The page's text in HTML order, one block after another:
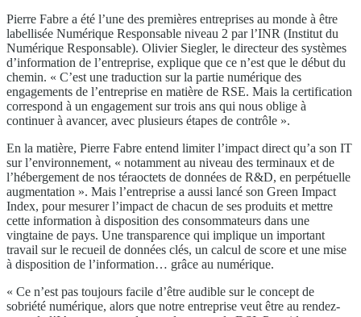
Pierre Fabre a été l’une des premières entreprises au monde à être
labellisée Numérique Responsable niveau 2 par l’INR (Institut du
Numérique Responsable). Olivier Siegler, le directeur des systèmes
d’information de l’entreprise, explique que ce n’est que le début du
chemin. « C’est une traduction sur la partie numérique des
engagements de l’entreprise en matière de RSE. Mais la certification
correspond à un engagement sur trois ans qui nous oblige à
continuer à avancer, avec plusieurs étapes de contrôle ».
En la matière, Pierre Fabre entend limiter l’impact direct qu’a son IT
sur l’environnement, « notamment au niveau des terminaux et de
l’hébergement de nos téraoctets de données de R&D, en perpétuelle
augmentation ». Mais l’entreprise a aussi lancé son Green Impact
Index, pour mesurer l’impact de chacun de ses produits et mettre
cette information à disposition des consommateurs dans une
vingtaine de pays. Une transparence qui implique un important
travail sur le recueil de données clés, un calcul de score et une mise
à disposition de l’information… grâce au numérique.
« Ce n’est pas toujours facile d’être audible sur le concept de
sobriété numérique, alors que notre entreprise veut être au rendez-